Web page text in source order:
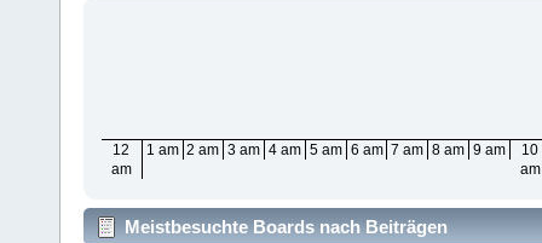
12
am
1 am 2 am 3 am 4 am 5 am 6 am 7 am 8 am 9 am
10
am
Meistbesuchte Boards nach Beiträgen